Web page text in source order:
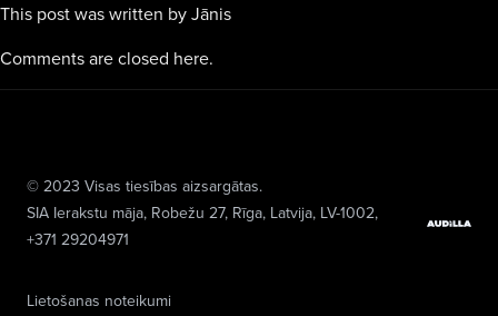
This post was written by Jānis
Comments are closed here.
Lietošanas noteikumi
© 2023 Visas tiesības aizsargātas.
SIA Ierakstu māja, Robežu 27, Rīga, Latvija, LV-1002,
+371 29204971